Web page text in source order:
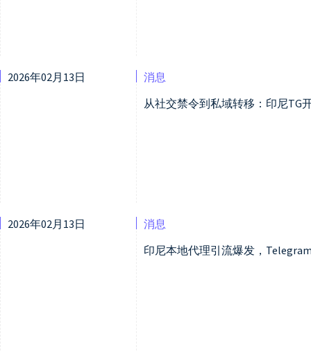
2026年02月13日
消息
从社交禁令到私域转移：印尼TG
2026年02月13日
消息
印尼本地代理引流爆发，